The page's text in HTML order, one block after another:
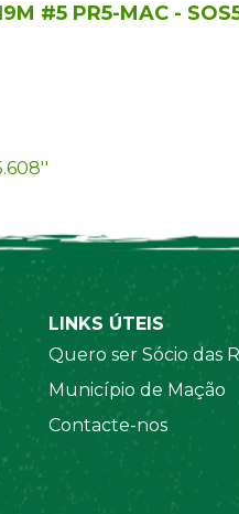
#5 PR5-MAC -
LINKS ÚTEIS
Quero ser Sócio das
Município de Mação
Contacte-nos